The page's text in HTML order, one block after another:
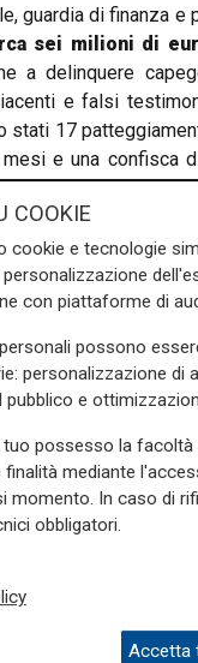
guardia di finanza e
sei milioni di
a delinquere
e falsi
stati 17
e una confisca
Francesco Cozzi -
. E questa
risultati più che
sulla Liguria
e suFacebook.
truffatori Genova
COOKIE
cookie e tecnologie
con piattaforme di
possono
personalizzazione di
pubblico e
tuo possesso la
finalità mediante
momento. In caso di
obbligatori.
Accetta